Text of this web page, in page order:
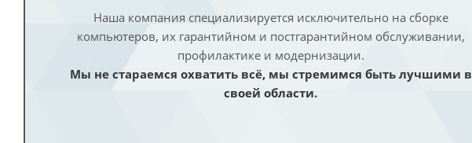
Наша компания специализируется исключительно на сборке
компьютеров, их гарантийном и постгарантийном обслуживании,
профилактике и модернизации.
Мы не стараемся охватить всё, мы стремимся быть лучшими в
своей области.